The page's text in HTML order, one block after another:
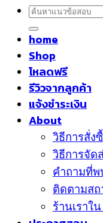
ค้นหา:
home
Shop
โหลดฟรี
รีวิวจากลูกค้า
แจ้งชำระเงิน
About
วิธีการสั่ง
วิธีการจัด
คำถามที่พ
ติดตามสถ
ร้านเราใ